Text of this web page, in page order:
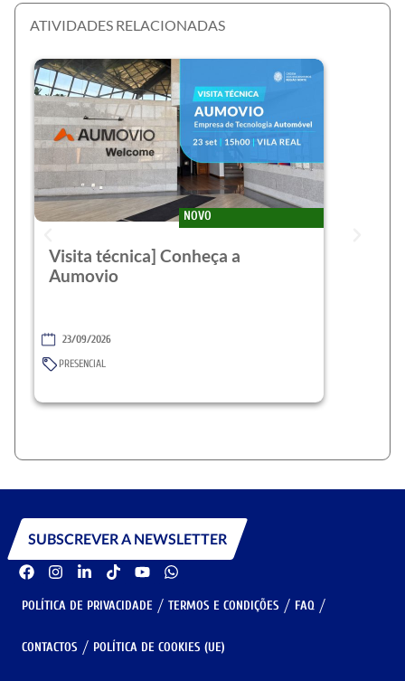
ATIVIDADES RELACIONADAS
NOVO
Visita técnica] Conheça a
Aumovio
23/09/2026
PRESENCIAL
SUBSCREVER A NEWSLETTER
POLÍTICA DE PRIVACIDADE TERMOS E CONDIÇÕES FAQ
CONTACTOS POLÍTICA DE COOKIES (UE)